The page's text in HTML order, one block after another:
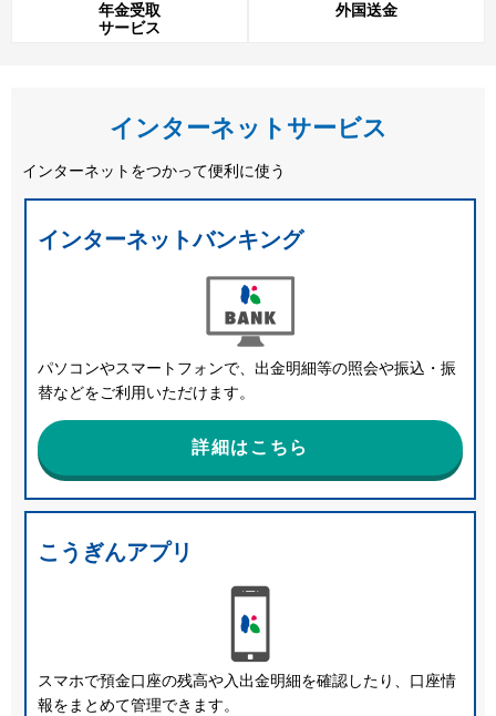
年金受取
サービス
外国送金
インターネットサービス
インターネットをつかって便利に使う
インターネットバンキング
パソコンやスマートフォンで、出金明細等の照会や振込・振
替などをご利用いただけます。
詳細はこちら
こうぎんアプリ
スマホで預金口座の残高や入出金明細を確認したり、口座情
報をまとめて管理できます。